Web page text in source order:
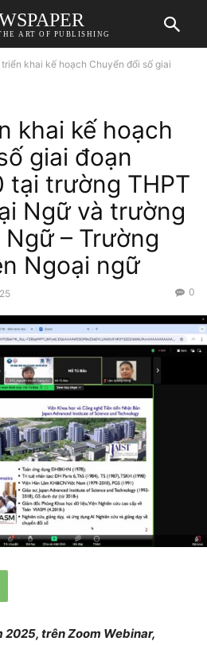
ART OF PUBLISHING
khai kế hoạch Chuyển đổi số giai
khai kế hoạch
giai đoạn
tại trường THPT
Ngữ và trường
– Trường
Ngoại ngữ
0
2025, trên Zoom Webinar,